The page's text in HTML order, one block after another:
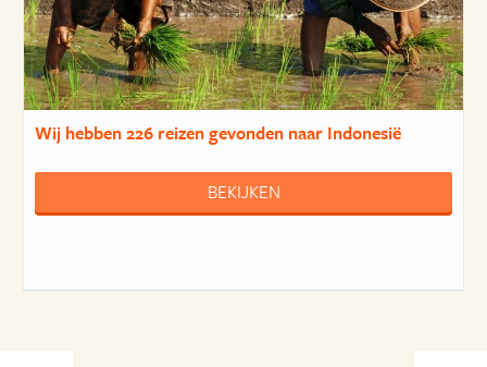
Wij hebben226 reizengevonden naar Indonesië
BEKIJKEN